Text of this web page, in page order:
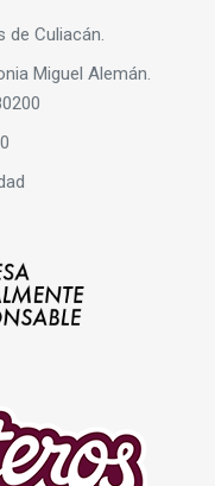
de Culiacán.
Miguel Alemán.